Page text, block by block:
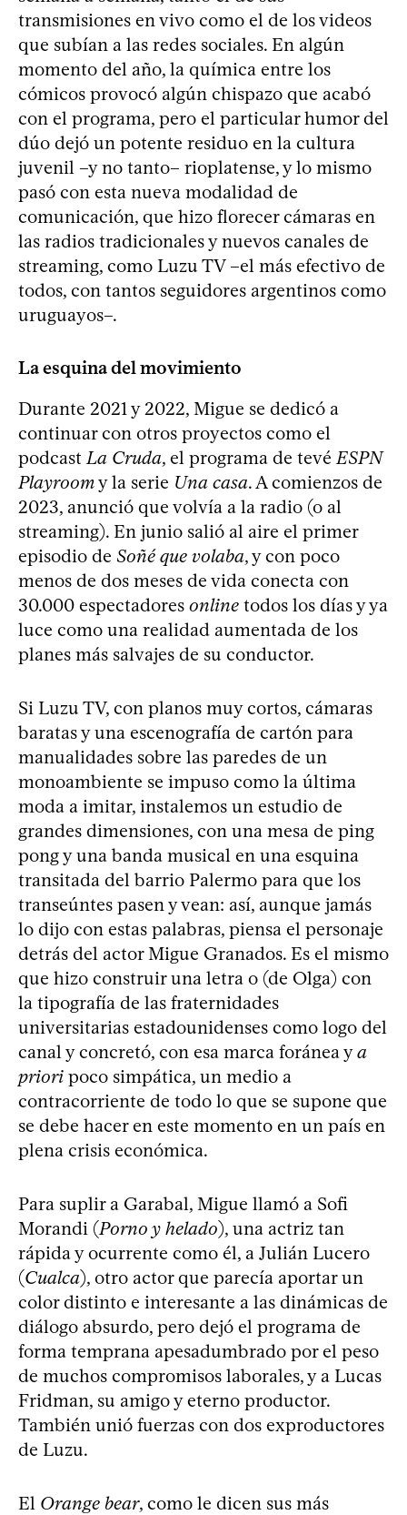
transmisiones en vivo como el de los videos
que subían a las redes sociales. En algún
momento del año, la química entre los
cómicos provocó algún chispazo que acabó
con el programa, pero el particular humor del
dúo dejó un potente residuo en la cultura
juvenil –y no tanto– rioplatense, y lo mismo
pasó con esta nueva modalidad de
comunicación, que hizo florecer cámaras en
las radios tradicionales y nuevos canales de
streaming, como Luzu TV –el más efectivo de
todos, con tantos seguidores argentinos como
uruguayos–.
La esquina del movimiento
Durante 2021 y 2022, Migue se dedicó a
continuar con otros proyectos como el
podcastLa Cruda, el programa de tevéESPN
Playroomy la serie Una casa. A comienzos de
2023, anunció que volvía a la radio (o al
streaming). En junio salió al aire el primer
episodio de Soñé que volaba, y con poco
menos de dos meses de vida conecta con
30.000 espectadores online todos los días y ya
luce como una realidad aumentada de los
planes más salvajes de su conductor.
Si Luzu TV, con planos muy cortos, cámaras
baratas y una escenografía de cartón para
manualidades sobre las paredes de un
monoambiente se impuso como la última
moda a imitar, instalemos un estudio de
grandes dimensiones, con una mesa de ping
pong y una banda musical en una esquina
transitada del barrio Palermo para que los
transeúntes pasen y vean: así, aunque jamás
lo dijo con estas palabras, piensa el personaje
detrás del actor Migue Granados. Es el mismo
que hizo construir una letra o (de Olga) con
la tipografía de las fraternidades
universitarias estadounidenses como logo del
canal y concretó, con esa marca foránea ya
priori poco simpática, un medio a
contracorriente de todo lo que se supone que
se debe hacer en este momento en un país en
plena crisis económica.
Para suplir a Garabal, Migue llamó a Sofi
Morandi (Porno y helado), una actriz tan
rápida y ocurrente como él, a Julián Lucero
(Cualca), otro actor que parecía aportar un
color distinto e interesante a las dinámicas de
diálogo absurdo, pero dejó el programa de
forma temprana apesadumbrado por el peso
de muchos compromisos laborales, y a Lucas
Fridman, su amigo y eterno productor.
También unió fuerzas con dos exproductores
de Luzu.
El Orange bear, como le dicen sus más